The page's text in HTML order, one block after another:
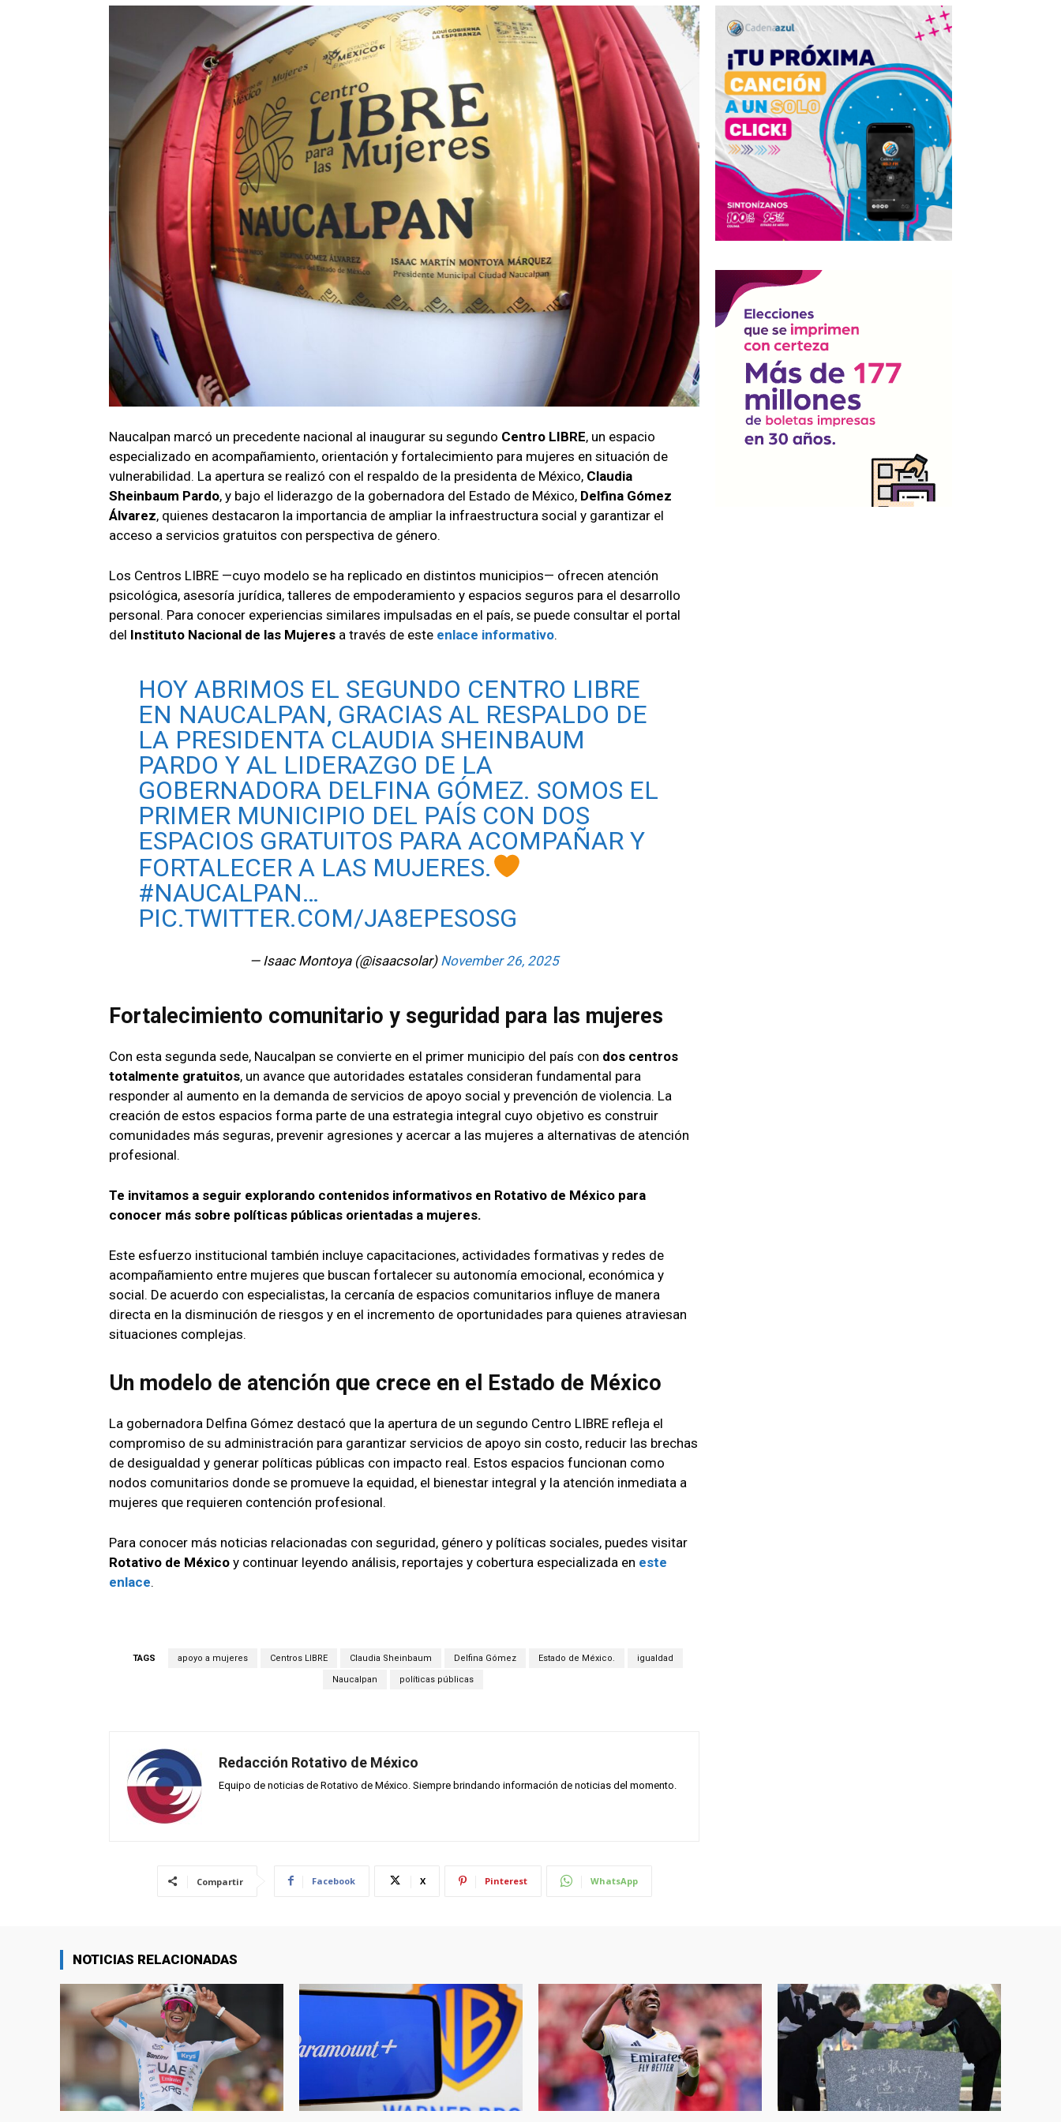
Naucalpan marcó un precedente nacional al inaugurar su segundo Centro LIBRE, un espacio
especializado en acompañamiento, orientación y fortalecimiento para mujeres en situación de
vulnerabilidad. La apertura se realizó con el respaldo de la presidenta de México, Claudia
Sheinbaum Pardo, y bajo el liderazgo de la gobernadora del Estado de México, Delfina Gómez
Álvarez, quienes destacaron la importancia de ampliar la infraestructura social y garantizar el
acceso a servicios gratuitos con perspectiva de género.
Los Centros LIBRE —cuyo modelo se ha replicado en distintos municipios— ofrecen atención
psicológica, asesoría jurídica, talleres de empoderamiento y espacios seguros para el desarrollo
personal. Para conocer experiencias similares impulsadas en el país, se puede consultar el portal
del Instituto Nacional de las Mujeres a través de este enlace informativo.
HOY ABRIMOS EL SEGUNDO CENTRO LIBRE
EN NAUCALPAN, GRACIAS AL RESPALDO DE
LA PRESIDENTA CLAUDIA SHEINBAUM
PARDO Y AL LIDERAZGO DE LA
GOBERNADORA DELFINA GÓMEZ. SOMOS EL
PRIMER MUNICIPIO DEL PAÍS CON DOS
ESPACIOS GRATUITOS PARA ACOMPAÑAR Y
FORTALECER A LAS MUJERES.
#NAUCALPAN…
PIC.TWITTER.COM/JA8EPESOSG
— Isaac Montoya (@isaacsolar) November 26, 2025
Fortalecimiento comunitario y seguridad para las mujeres
Con esta segunda sede, Naucalpan se convierte en el primer municipio del país con dos centros
totalmente gratuitos, un avance que autoridades estatales consideran fundamental para
responder al aumento en la demanda de servicios de apoyo social y prevención de violencia. La
creación de estos espacios forma parte de una estrategia integral cuyo objetivo es construir
comunidades más seguras, prevenir agresiones y acercar a las mujeres a alternativas de atención
profesional.
Te invitamos a seguir explorando contenidos informativos en Rotativo de México para
conocer más sobre políticas públicas orientadas a mujeres.
Este esfuerzo institucional también incluye capacitaciones, actividades formativas y redes de
acompañamiento entre mujeres que buscan fortalecer su autonomía emocional, económica y
social. De acuerdo con especialistas, la cercanía de espacios comunitarios influye de manera
directa en la disminución de riesgos y en el incremento de oportunidades para quienes atraviesan
situaciones complejas.
Un modelo de atención que crece en el Estado de México
La gobernadora Delfina Gómez destacó que la apertura de un segundo Centro LIBRE refleja el
compromiso de su administración para garantizar servicios de apoyo sin costo, reducir las brechas
de desigualdad y generar políticas públicas con impacto real. Estos espacios funcionan como
nodos comunitarios donde se promueve la equidad, el bienestar integral y la atención inmediata a
mujeres que requieren contención profesional.
Para conocer más noticias relacionadas con seguridad, género y políticas sociales, puedes visitar
Rotativo de México y continuar leyendo análisis, reportajes y cobertura especializada en este
enlace.
TAGS apoyo a mujeres Centros LIBRE Claudia Sheinbaum Delfina Gómez Estado de México. igualdad
Naucalpan políticas públicas
Redacción Rotativo de México
Equipo de noticias de Rotativo de México. Siempre brindando información de noticias del momento.
Compartir Facebook X Pinterest WhatsApp
NOTICIAS RELACIONADAS